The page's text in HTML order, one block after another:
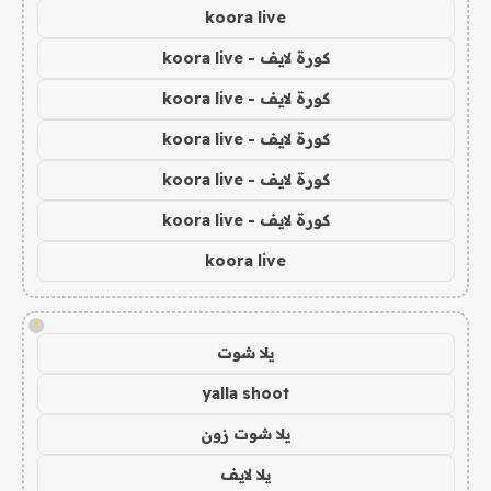
koora live
كورة لايف - koora live
كورة لايف - koora live
كورة لايف - koora live
كورة لايف - koora live
كورة لايف - koora live
koora live
!
يلا شوت
yalla shoot
يلا شوت زون
يلا لايف